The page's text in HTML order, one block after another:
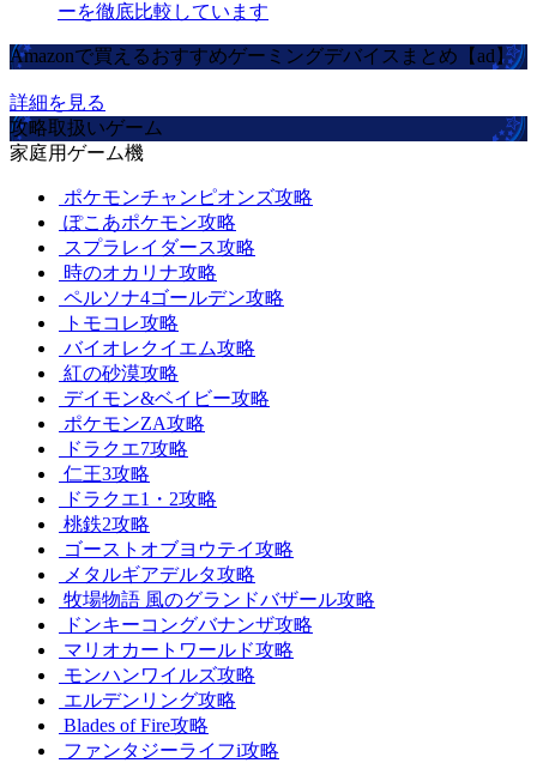
ーを徹底比較しています
Amazonで買えるおすすめゲーミングデバイスまとめ【ad】
詳細を見る
攻略取扱いゲーム
家庭用ゲーム機
ポケモンチャンピオンズ攻略
ぽこあポケモン攻略
スプラレイダース攻略
時のオカリナ攻略
ペルソナ4ゴールデン攻略
トモコレ攻略
バイオレクイエム攻略
紅の砂漠攻略
デイモン&ベイビー攻略
ポケモンZA攻略
ドラクエ7攻略
仁王3攻略
ドラクエ1・2攻略
桃鉄2攻略
ゴーストオブヨウテイ攻略
メタルギアデルタ攻略
牧場物語 風のグランドバザール攻略
ドンキーコングバナンザ攻略
マリオカートワールド攻略
モンハンワイルズ攻略
エルデンリング攻略
Blades of Fire攻略
ファンタジーライフi攻略